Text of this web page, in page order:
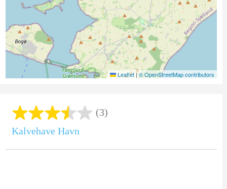
Leaflet|© OpenStreetMap contributors
(3)
Kalvehave Havn